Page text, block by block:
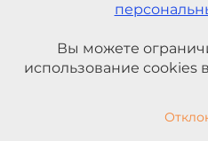
Вы можете
использование cookies